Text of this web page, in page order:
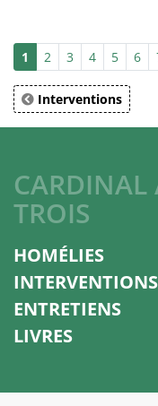
1 2 3 4 5 6
Interventions
CARDINAL
TROIS
HOMÉLIES
INTERVENTIONS
ENTRETIENS
LIVRES